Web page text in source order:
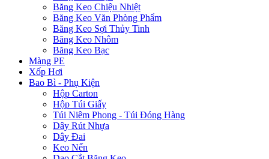
Băng Keo Chiệu Nhiệt
Băng Keo Văn Phòng Phẩm
Băng Keo Sợi Thủy Tinh
Băng Keo Nhôm
Băng Keo Bạc
Màng PE
Xốp Hơi
Bao Bì - Phụ Kiện
Hộp Carton
Hộp Túi Giấy
Túi Niêm Phong - Túi Đóng Hàng
Dây Rút Nhựa
Dây Đai
Keo Nến